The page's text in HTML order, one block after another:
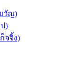
วัญ)
)
จจิ้ง)